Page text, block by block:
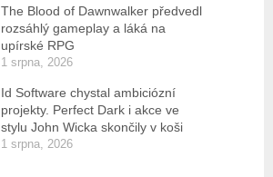
The Blood of Dawnwalker předvedl
rozsáhlý gameplay a láká na
upírské RPG
1 srpna, 2026
Id Software chystal ambiciózní
projekty. Perfect Dark i akce ve
stylu John Wicka skončily v koši
1 srpna, 2026